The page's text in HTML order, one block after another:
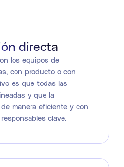
directa
los equipos de
con producto o con
es que todas las
y que la
manera eficiente y con
clave.